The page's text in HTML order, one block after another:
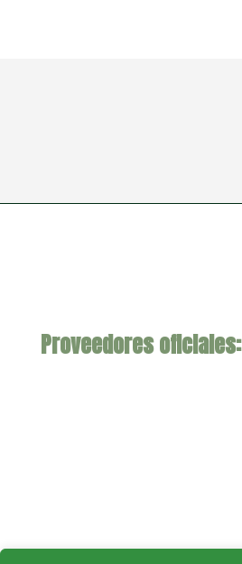
Proveedores oficiales: